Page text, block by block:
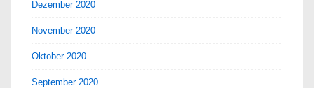
Dezember 2020
November 2020
Oktober 2020
September 2020